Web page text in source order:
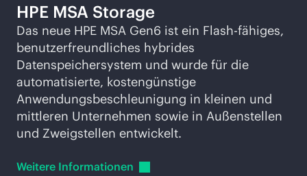
HPE MSA Storage
Das neue HPE MSA Gen6 ist ein Flash-fähiges,
benutzerfreundliches hybrides
Datenspeichersystem und wurde für die
automatisierte, kostengünstige
Anwendungsbeschleunigung in kleinen und
mittleren Unternehmen sowie in Außenstellen
und Zweigstellen entwickelt.
Weitere Informationen